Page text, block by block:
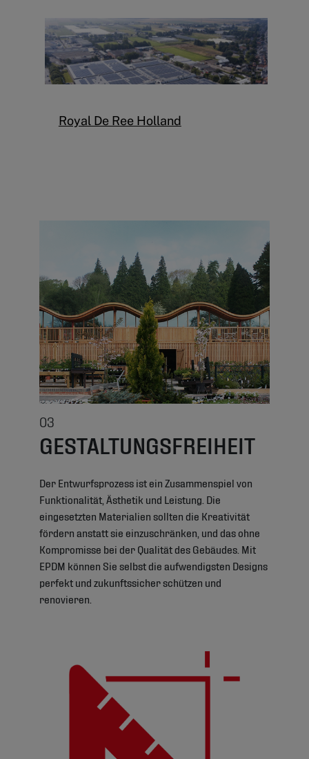
Royal De Ree Holland
03
GESTALTUNGSFREIHEIT
Der Entwurfsprozess ist ein Zusammenspiel von
Funktionalität, Ästhetik und Leistung. Die
eingesetzten Materialien sollten die Kreativität
fördern anstatt sie einzuschränken, und das ohne
Kompromisse bei der Qualität des Gebäudes. Mit
EPDM können Sie selbst die aufwendigsten Designs
perfekt und zukunftssicher schützen und
renovieren.